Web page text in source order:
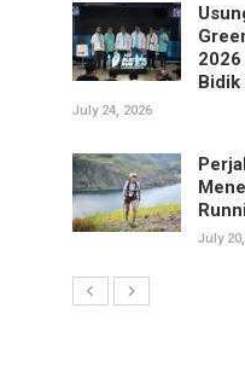
Bidik
July 24, 2026
July